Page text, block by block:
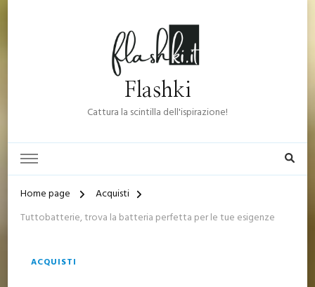
Flashki
Cattura la scintilla dell'ispirazione!
Home page
Acquisti
Tuttobatterie, trova la batteria perfetta per le tue esigenze
ACQUISTI